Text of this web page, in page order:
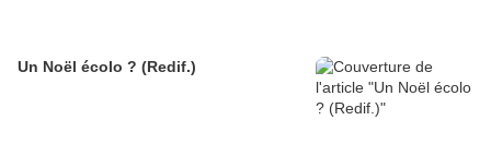
Un Noël écolo ? (Redif.)